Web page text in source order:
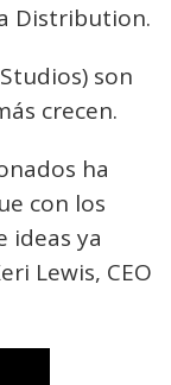
Distribution.
son
crecen.
ha
con los
ideas ya
Lewis, CEO